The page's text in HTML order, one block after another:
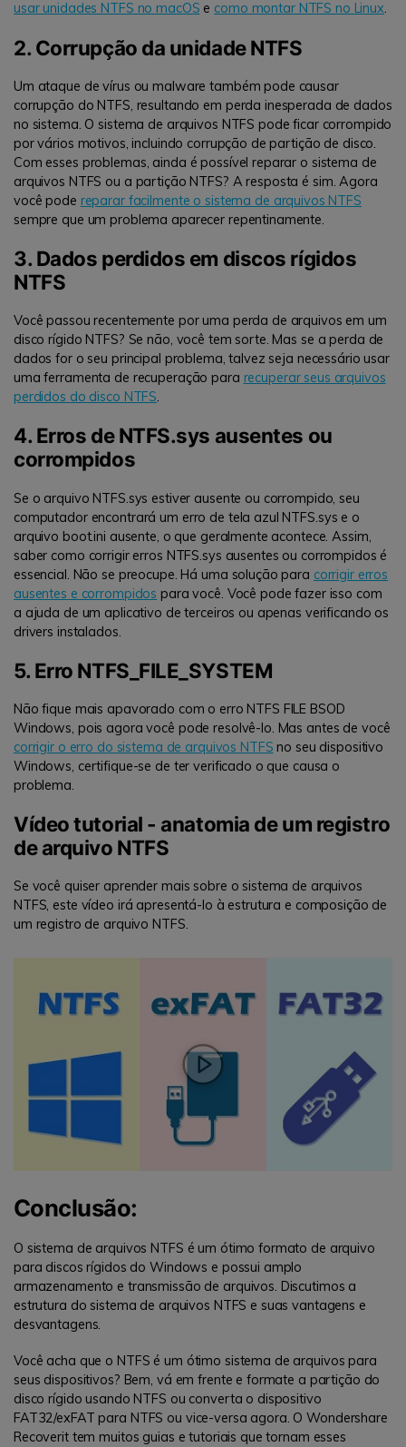
usar unidades NTFS no macOS e como montar NTFS no Linux.
2. Corrupção da unidade NTFS
Um ataque de vírus ou malware também pode causar
corrupção do NTFS, resultando em perda inesperada de dados
no sistema. O sistema de arquivos NTFS pode ficar corrompido
por vários motivos, incluindo corrupção de partição de disco.
Com esses problemas, ainda é possível reparar o sistema de
arquivos NTFS ou a partição NTFS? A resposta é sim. Agora
você pode reparar facilmente o sistema de arquivos NTFS
sempre que um problema aparecer repentinamente.
3. Dados perdidos em discos rígidos
NTFS
Você passou recentemente por uma perda de arquivos em um
disco rígido NTFS? Se não, você tem sorte. Mas se a perda de
dados for o seu principal problema, talvez seja necessário usar
uma ferramenta de recuperação para recuperar seus arquivos
perdidos do disco NTFS.
4. Erros de NTFS.sys ausentes ou
corrompidos
Se o arquivo NTFS.sys estiver ausente ou corrompido, seu
computador encontrará um erro de tela azul NTFS.sys e o
arquivo boot.ini ausente, o que geralmente acontece. Assim,
saber como corrigir erros NTFS.sys ausentes ou corrompidos é
essencial. Não se preocupe. Há uma solução para corrigir erros
ausentes e corrompidos para você. Você pode fazer isso com
a ajuda de um aplicativo de terceiros ou apenas verificando os
drivers instalados.
5. Erro NTFS_FILE_SYSTEM
Não fique mais apavorado com o erro NTFS FILE BSOD
Windows, pois agora você pode resolvê-lo. Mas antes de você
corrigir o erro do sistema de arquivos NTFS no seu dispositivo
Windows, certifique-se de ter verificado o que causa o
problema.
Vídeo tutorial - anatomia de um registro
de arquivo NTFS
Se você quiser aprender mais sobre o sistema de arquivos
NTFS, este vídeo irá apresentá-lo à estrutura e composição de
um registro de arquivo NTFS.
Conclusão:
O sistema de arquivos NTFS é um ótimo formato de arquivo
para discos rígidos do Windows e possui amplo
armazenamento e transmissão de arquivos. Discutimos a
estrutura do sistema de arquivos NTFS e suas vantagens e
desvantagens.
Você acha que o NTFS é um ótimo sistema de arquivos para
seus dispositivos? Bem, vá em frente e formate a partição do
disco rígido usando NTFS ou converta o dispositivo
FAT32/exFAT para NTFS ou vice-versa agora. O Wondershare
Recoverit tem muitos guias e tutoriais que tornam esses